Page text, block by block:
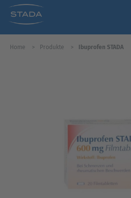
Home Produkte Ibuprofen STADA